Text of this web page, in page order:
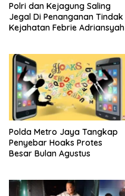
Polri dan Kejagung Saling
Jegal Di Penanganan Tindak
Kejahatan Febrie Adriansyah
Polda Metro Jaya Tangkap
Penyebar Hoaks Protes
Besar Bulan Agustus